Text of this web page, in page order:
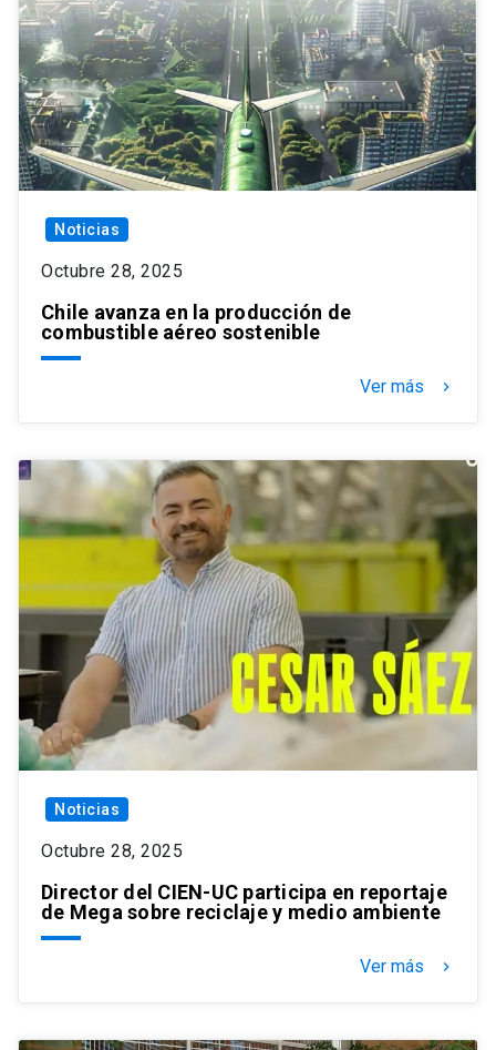
Noticias
Octubre 28, 2025
Chile avanza en la producción de
combustible aéreo sostenible
Ver más keyboard_arrow_right
Noticias
Octubre 28, 2025
Director del CIEN-UC participa en reportaje
de Mega sobre reciclaje y medio ambiente
Ver más keyboard_arrow_right